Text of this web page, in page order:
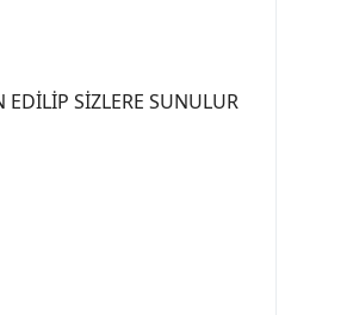
SİZLERE SUNULUR